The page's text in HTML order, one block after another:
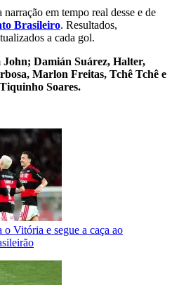
em tempo real desse e de
Brasileiro. Resultados,
a cada gol.
John; Damián Suárez, Halter,
Marlon Freitas, Tchê Tchê e
Soares.
o Vitória e segue a caça ao